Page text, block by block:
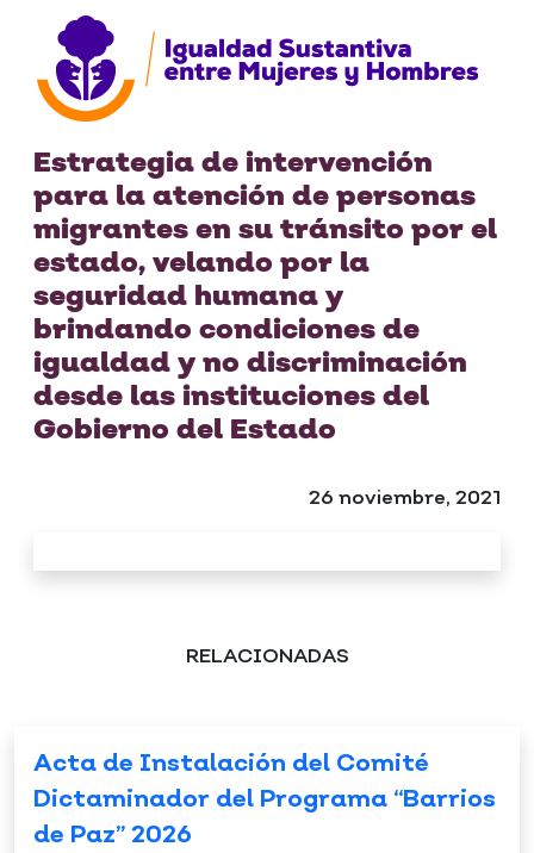
Estrategia de intervención
para la atención de personas
migrantes en su tránsito por el
estado, velando por la
seguridad humana y
brindando condiciones de
igualdad y no discriminación
desde las instituciones del
Gobierno del Estado
26 noviembre, 2021
RELACIONADAS
Acta de Instalación del Comité
Dictaminador del Programa “Barrios
de Paz” 2026